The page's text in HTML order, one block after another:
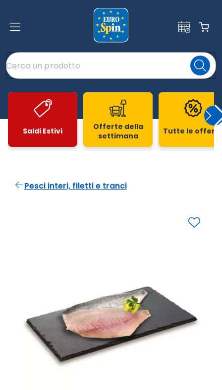
Saldi Estivi
Offerte della
settimana
Tutte le
Pesci interi, filetti e tranci